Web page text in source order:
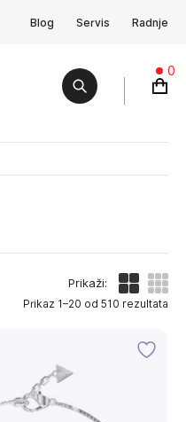
Blog Servis Radnje
0
Prikaži:
Prikaz 1–20 od 510 rezultata